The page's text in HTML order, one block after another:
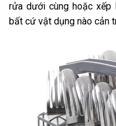
rửa dưới cùng hoặc xếp
bất cứ vật dụng nào cản